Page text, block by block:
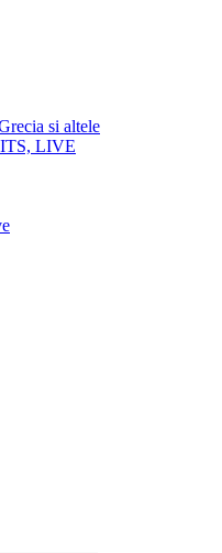
si altele
LIVE